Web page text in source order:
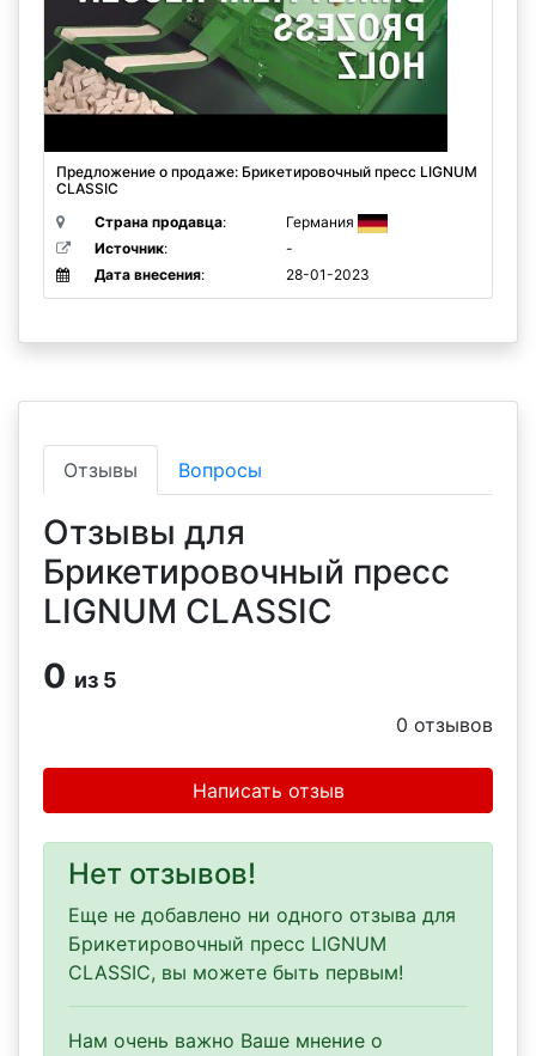
Предложение о продаже: Брикетировочный пресс LIGNUM
CLASSIC
Страна продавца:
Германия
Источник:
-
Дата внесения: 28-01-2023
Отзывы Вопросы
Отзывы для
Брикетировочный пресс
LIGNUM CLASSIC
0 из 5
0 отзывов
Написать отзыв
Нет отзывов!
Еще не добавлено ни одного отзыва для
Брикетировочный пресс LIGNUM
CLASSIC, вы можете быть первым!
Нам очень важно Ваше мнение о